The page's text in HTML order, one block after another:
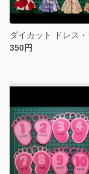
350円